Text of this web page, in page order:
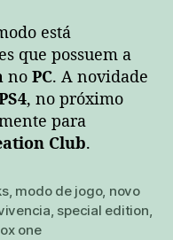
está
que possuem a
no PC. A novidade
, no próximo
para
Club.
, modo de jogo, novo
, special edition,
one